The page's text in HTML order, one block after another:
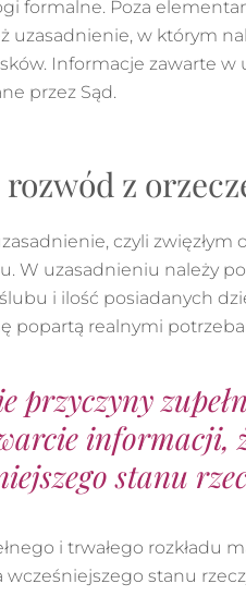
formalne. Poza
w którym
Informacje zawarte
przez Sąd.
z
czyli zwięzłym
W uzasadnieniu należy
i ilość posiadanych
popartą realnymi
przyczyny
informacji,
stanu
i trwałego rozkładu
stanu